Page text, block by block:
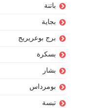
باتنة
بجاية
برج بوعريريج
بسكرة
بشار
بومرداس
تبسة